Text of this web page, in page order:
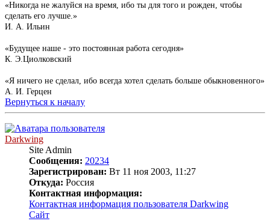
«Никогда не жалуйся на время, ибо ты для того и рожден, чтобы
сделать его лучше.»
И. А. Ильин
«Будущее наше - это постоянная работа сегодня»
К. Э.Циолковский
«Я ничего не сделал, ибо всегда хотел сделать больше обыкновенного»
А. И. Герцен
Вернуться к началу
Darkwing
Site Admin
Сообщения: 20234
Зарегистрирован: Вт 11 ноя 2003, 11:27
Откуда: Россия
Контактная информация:
Контактная информация пользователя Darkwing
Сайт